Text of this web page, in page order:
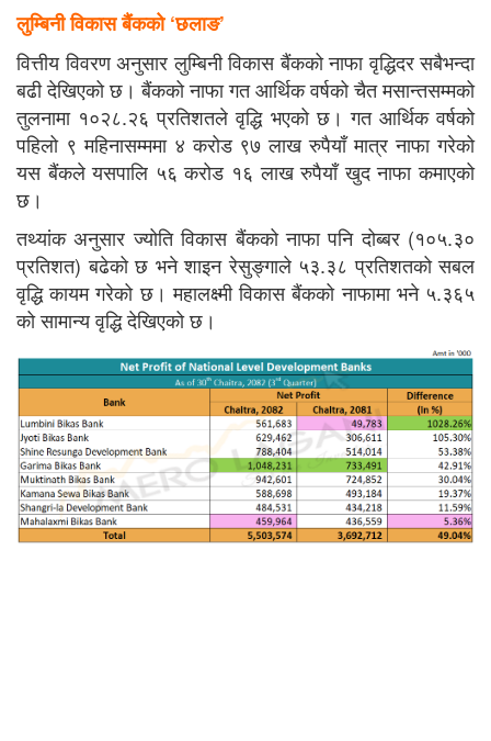
लुम्बिनी विकास बैंकको ‘छलाङ’
वित्तीय विवरण अनुसार लुम्बिनी विकास बैंकको नाफा वृद्धिदर सबैभन्दा
बढी देखिएको छ। बैंकको नाफा गत आर्थिक वर्षको चैत मसान्तसम्मको
तुलनामा १०२८.२६ प्रतिशतले वृद्धि भएको छ। गत आर्थिक वर्षको
पहिलो ९ महिनासम्ममा ४ करोड ९७ लाख रुपैयाँ मात्र नाफा गरेको
यस बैंकले यसपालि ५६ करोड १६ लाख रुपैयाँ खुद नाफा कमाएको
छ।
तथ्यांक अनुसार ज्योति विकास बैंकको नाफा पनि दोब्बर (१०५.३०
प्रतिशत) बढेको छ भने शाइन रेसुङ्गाले ५३.३८ प्रतिशतको सबल
वृद्धि कायम गरेको छ। महालक्ष्मी विकास बैंकको नाफामा भने ५.३६५
को सामान्य वृद्धि देखिएको छ।